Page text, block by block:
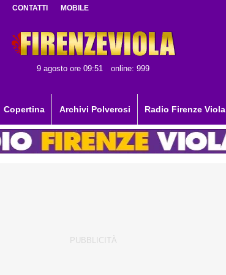
CONTATTI MOBILE
9 agosto ore 09:51 online: 999
Copertina Archivi Polverosi Radio Firenze Viola